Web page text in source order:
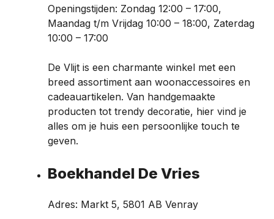
Openingstijden: Zondag 12:00 – 17:00,
Maandag t/m Vrijdag 10:00 – 18:00, Zaterdag
10:00 – 17:00
De Vlijt is een charmante winkel met een
breed assortiment aan woonaccessoires en
cadeauartikelen. Van handgemaakte
producten tot trendy decoratie, hier vind je
alles om je huis een persoonlijke touch te
geven.
Boekhandel De Vries
Adres: Markt 5, 5801 AB Venray